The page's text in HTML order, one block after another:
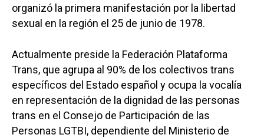
organizó la primera manifestación por la libertad
sexual en la región el 25 de junio de 1978.
Actualmente preside la Federación Plataforma
Trans, que agrupa al 90% de los colectivos trans
específicos del Estado español y ocupa la vocalía
en representación de la dignidad de las personas
trans en el Consejo de Participación de las
Personas LGTBI, dependiente del Ministerio de